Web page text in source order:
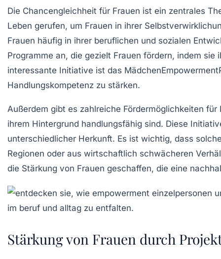
Die Chancengleichheit für Frauen ist ein zentrales
Leben gerufen, um Frauen in ihrer
Frauen häufig in ihrer beruflichen und sozialen
Programme an, die gezielt Frauen fördern, indem sie
interessante Initiative ist das
Handlungskompetenz zu stärken.
Außerdem gibt es zahlreiche Fördermöglichkeiten für
ihrem Hintergrund handlungsfähig sind. Diese
unterschiedlicher Herkunft. Es ist wichtig, dass
Regionen oder aus wirtschaftlich schwächeren
die Stärkung von Frauen geschaffen, die eine
Stärkung von Frauen durch